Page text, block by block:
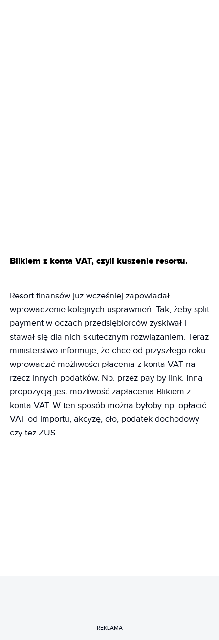
Blikiem z konta VAT, czyli kuszenie resortu.
Resort finansów już wcześniej zapowiadał
wprowadzenie kolejnych usprawnień. Tak, żeby split
payment w oczach przedsiębiorców zyskiwał i
stawał się dla nich skutecznym rozwiązaniem. Teraz
ministerstwo informuje, że chce od przyszłego roku
wprowadzić możliwości płacenia z konta VAT na
rzecz innych podatków. Np. przez pay by link. Inną
propozycją jest możliwość zapłacenia Blikiem z
konta VAT. W ten sposób można byłoby np. opłacić
VAT od importu, akcyzę, cło, podatek dochodowy
czy też ZUS.
REKLAMA